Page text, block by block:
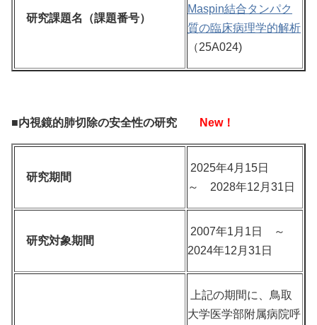
研究課題名（課題番号）
Maspin結合タンパク
質の臨床病理学的解析
（25A024)
■内視鏡的肺切除の安全性の研究 New！
研究期間
2025年4月15日
～ 2028年12月31日
研究対象期間
2007年1月1日 ～
2024年12月31日
上記の期間に、鳥取
大学医学部附属病院呼